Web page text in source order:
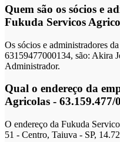
Quem são os sócios e
Fukuda Servicos
Os sócios e administradores
63159477000134, são: Akira
Administrador.
Qual o endereço da
Agricolas - 63.159.477/
O endereço da Fukuda
51 - Centro, Taiuva - SP,